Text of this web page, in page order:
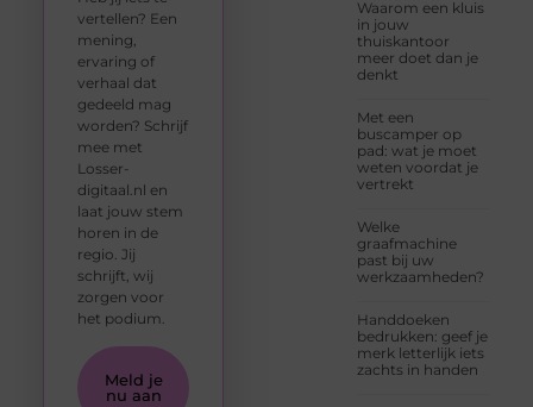
Waarom een kluis
in jouw
thuiskantoor
meer doet dan je
denkt
Met een
buscamper op
pad: wat je moet
weten voordat je
vertrekt
Welke
graafmachine
past bij uw
werkzaamheden?
Handdoeken
bedrukken: geef je
merk letterlijk iets
zachts in handen
vertellen? Een
mening,
ervaring of
verhaal dat
gedeeld mag
worden? Schrijf
mee met
Losser-
digitaal.nl en
laat jouw stem
horen in de
regio. Jij
schrijft, wij
zorgen voor
het podium.
Meld je
nu aan